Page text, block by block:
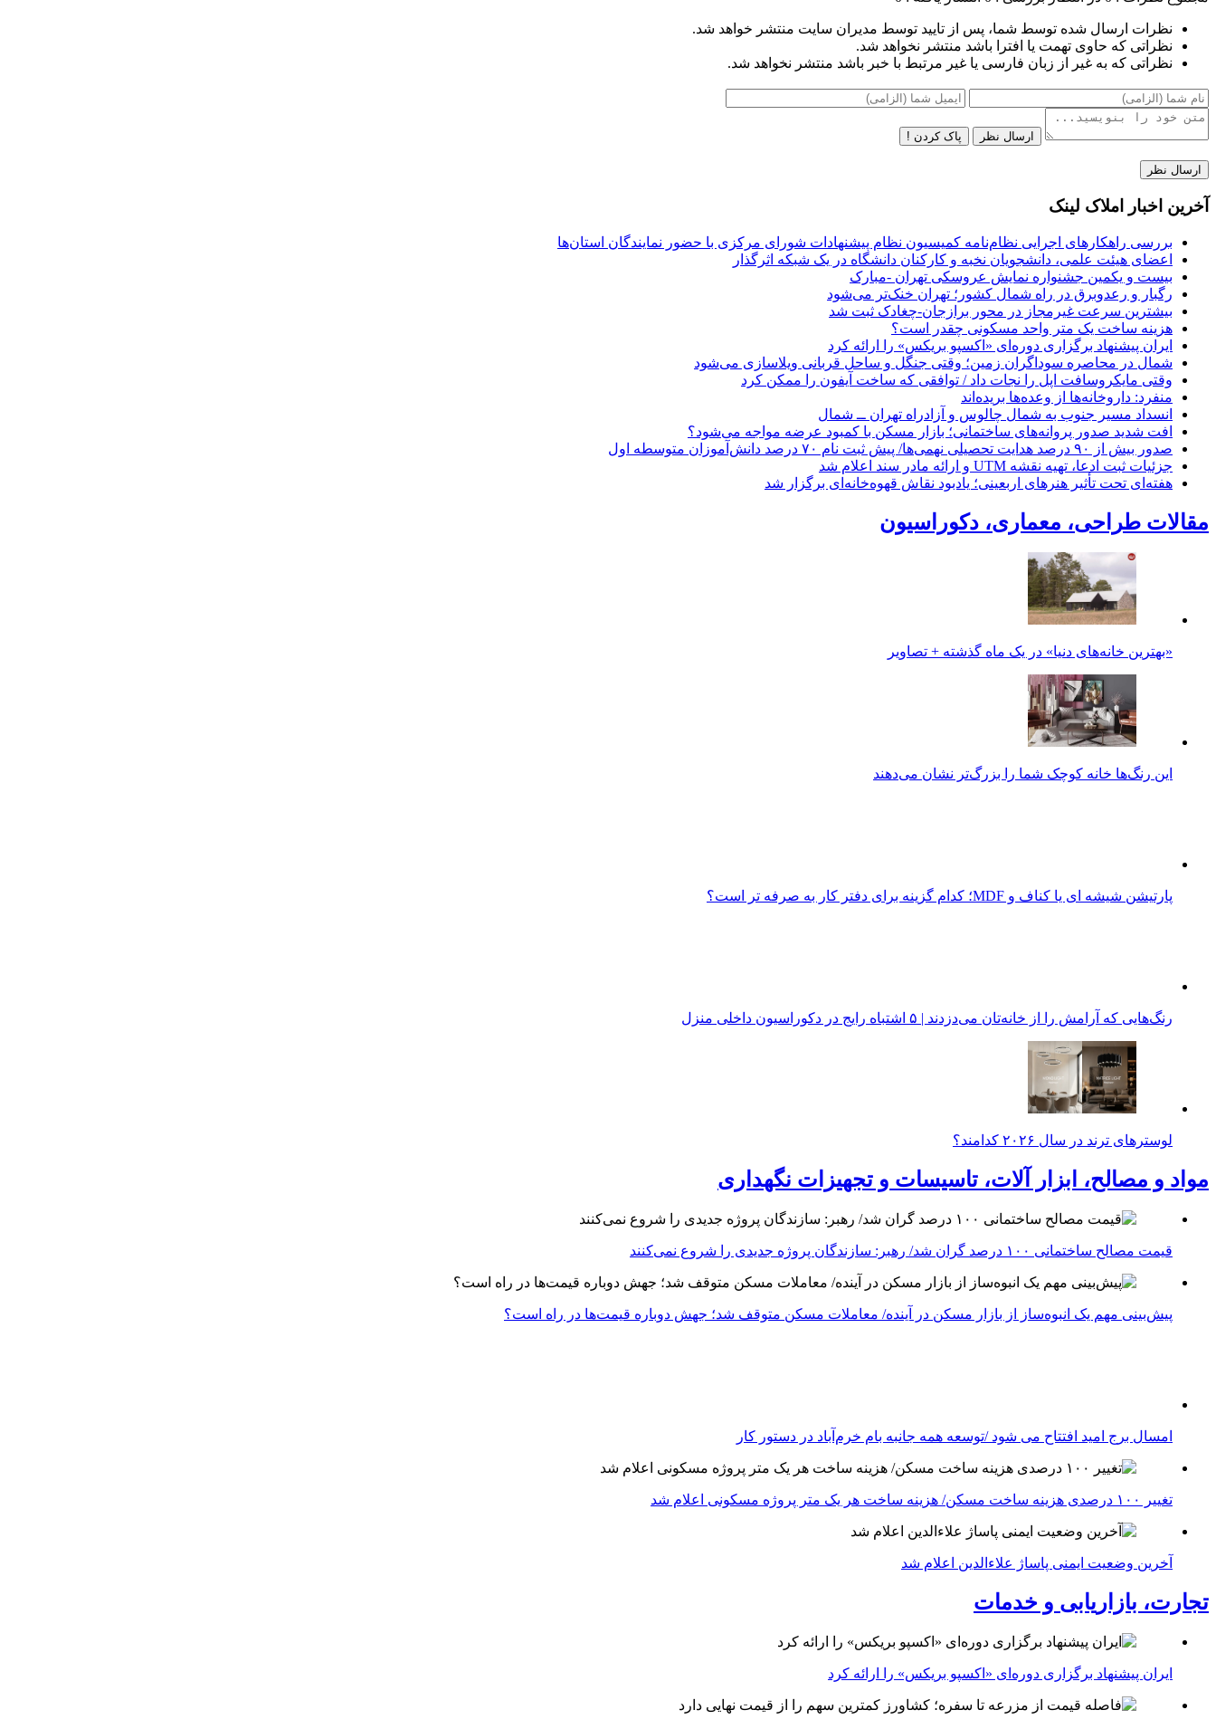
نظرات ارسال شده توسط شما، پس از تایید توسط مدیران سایت منتشر خواهد شد.
نظراتی که حاوی تهمت یا افترا باشد منتشر نخواهد شد.
نظراتی که به غیر از زبان فارسی یا غیر مرتبط با خبر باشد منتشر نخواهد شد.
ارسال نظر پاک کردن !
آخرین اخبار املاک لینک
بررسی راهکارهای اجرایی نظام‌نامه کمیسیون نظام پیشنهادات شورای مرکزی با حضور نمایندگان استان‌ها
اعضای هیئت علمی، دانشجویان نخبه و کارکنان دانشگاه در یک شبکه‌ اثرگذار
بیست و یکمین جشنواره نمایش عروسکی تهران -مبارک
رگبار و رعدوبرق در راه شمال کشور؛ تهران خنک‌تر می‌شود
بیشترین سرعت غیرمجاز در محور برازجان-چغادک ثبت شد
هزینه ساخت یک متر واحد مسکونی چقدر است؟
ایران پیشنهاد برگزاری دوره‌ای «اکسپو بریکس» را ارائه کرد
شمال در محاصره سوداگران زمین؛ وقتی جنگل و ساحل قربانی ویلاسازی می‌شود
وقتی مایکروسافت اپل را نجات داد / توافقی که ساخت آیفون را ممکن کرد
منفرد: داروخانه‌ها از وعده‌ها بریده‌اند
انسداد مسیر جنوب به شمال چالوس و آزادراه تهران ــ شمال
افت شدید صدور پروانه‌های ساختمانی؛ بازار مسکن با کمبود عرضه مواجه می‌شود؟
صدور بیش از ۹۰ درصد هدایت تحصیلی نهمی‌ها/ پیش ثبت نام ۷۰ درصد دانش‌آموزان متوسطه اول
جزئیات ثبت ادعا، تهیه نقشه UTM و ارائه مادر سند اعلام شد
هفته‌ای تحت تأثیر هنرهای اربعینی؛ یادبود نقاش قهوه‌خانه‌ای برگزار شد
مقالات طراحی، معماری، دکوراسیون
«بهترین خانه‌های دنیا» در یک ماه گذشته + تصاویر
این رنگ‌ها خانه کوچک شما را بزرگ‌تر نشان می‌دهند
پارتیشن شیشه ای یا کناف و MDF؛ کدام گزینه برای دفتر کار به صرفه تر است؟
رنگ‌هایی که آرامش را از خانه‌تان می‌دزدند | ۵ اشتباه رایج در دکوراسیون داخلی منزل
لوسترهای ترند در سال ۲۰۲۶ کدامند؟
مواد و مصالح، ابزار آلات، تاسیسات و تجهیزات نگهداری
قیمت مصالح ساختمانی ۱۰۰ درصد گران شد/ رهبر: سازندگان پروژه جدیدی را شروع نمی‌کنند
پیش‌بینی مهم یک انبوه‌ساز از بازار مسکن در آینده/ معاملات مسکن متوقف شد؛ جهش دوباره قیمت‌ها در راه است؟
امسال برج امید افتتاح می شود /توسعه همه جانبه بام خرم‌آباد در دستور کار
تغییر ۱۰۰ درصدی هزینه ساخت مسکن/ هزینه ساخت هر یک متر پروژه مسکونی اعلام شد
آخرین وضعیت ایمنی پاساژ علاءالدین اعلام شد
تجارت، بازاریابی و خدمات
ایران پیشنهاد برگزاری دوره‌ای «اکسپو بریکس» را ارائه کرد